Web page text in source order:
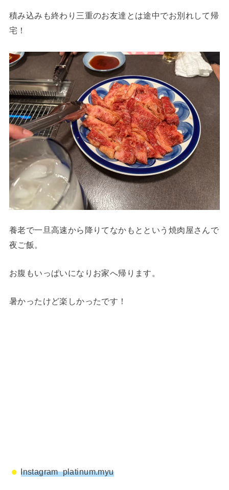
積み込みも終わり三重のお友達とは途中でお別れして帰
宅！
養老で一旦高速から降りてなかもとという焼肉屋さんで
夜ご飯。
お腹もいっぱいになりお家へ帰ります。
暑かったけど楽しかったです！
Instagram platinum.myu